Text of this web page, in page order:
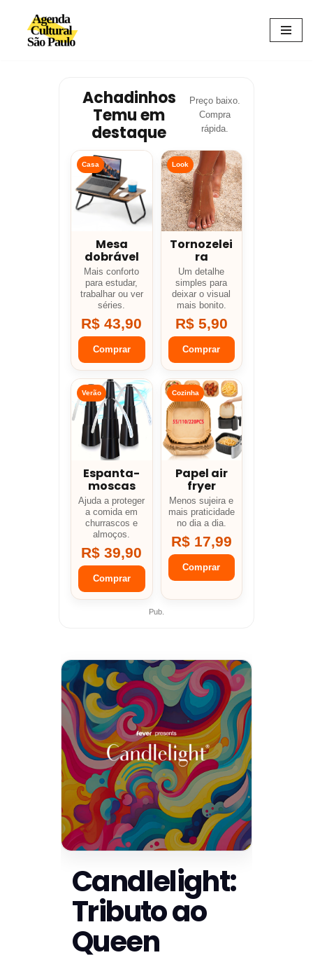
Avançar
Achadinhos
Temu em
destaque
Preço baixo.
Compra
rápida.
Casa
Mesa
dobrável
Mais conforto
para estudar,
trabalhar ou ver
séries.
R$ 43,90
Comprar
Look
Tornozelei
ra
Um detalhe
simples para
deixar o visual
mais bonito.
R$ 5,90
Comprar
Verão
Espanta-
moscas
Ajuda a proteger
a comida em
churrascos e
almoços.
R$ 39,90
Comprar
Cozinha
Papel air
fryer
Menos sujeira e
mais praticidade
no dia a dia.
R$ 17,99
Comprar
Pub.
Candlelight:
Tributo ao
Queen